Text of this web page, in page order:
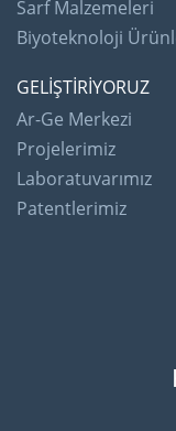
Sarf Malzemeleri
Biyoteknoloji
GELİŞTİRİYORUZ
Ar-Ge Merkezi
Projelerimiz
Laboratuvarımız
Patentlerimiz